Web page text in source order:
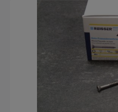
Bildergalerie überspringen